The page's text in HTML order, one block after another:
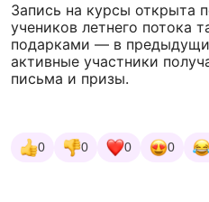
Запись на курсы открыта
учеников летнего потока
подарками — в
активные участники
письма и призы.
0 0 0 0